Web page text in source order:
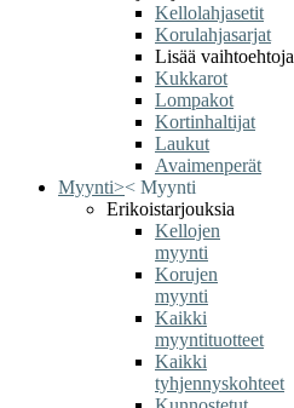
Kellolahjasetit
Korulahjasarjat
Lisää vaihtoehtoja
Kukkarot
Lompakot
Kortinhaltijat
Laukut
Avaimenperät
Myynti>< Myynti
Erikoistarjouksia
Kellojen
myynti
Korujen
myynti
Kaikki
myyntituotteet
Kaikki
tyhjennyskohteet